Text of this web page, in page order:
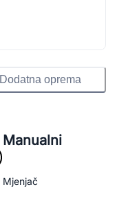
Dodatna oprema
Manualni
Mjenjač